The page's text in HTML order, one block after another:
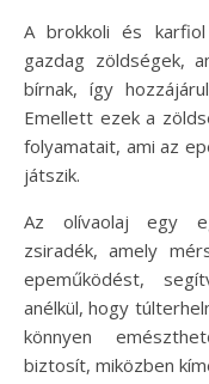
A brokkoli és karfiol
gazdag zöldségek,
bírnak, így
Emellett ezek a
folyamatait, ami az
játszik.
Az olívaolaj egy
zsiradék, amely
epeműködést,
anélkül, hogy
könnyen
biztosít, miközben